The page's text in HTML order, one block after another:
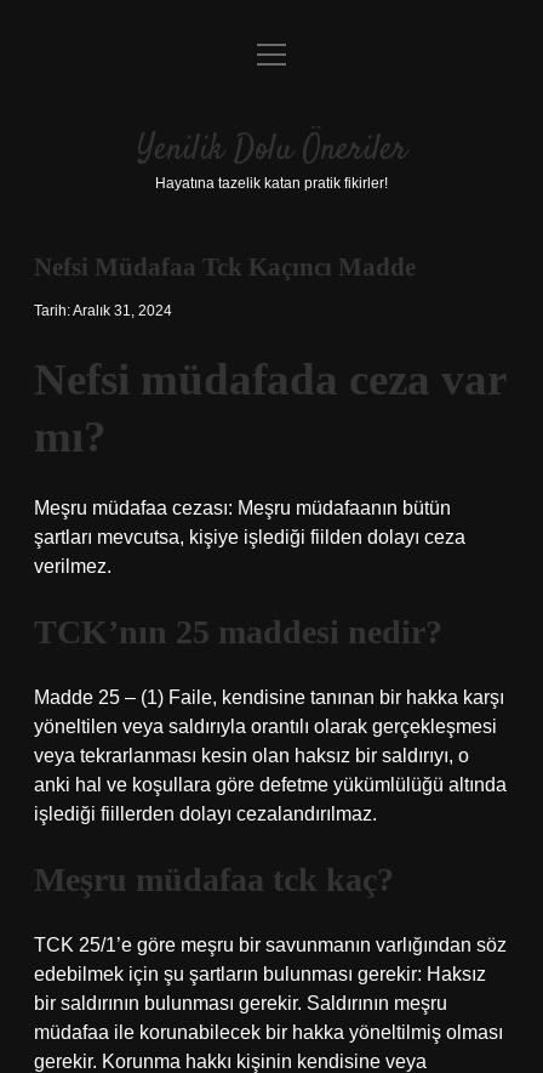
Anasayfa
Yasal Uyarı
menüyü
Yenilik Dolu Öneriler
Hayatına tazelik katan pratik fikirler!
Nefsi Müdafaa Tck Kaçıncı Madde
Tarih: Aralık 31, 2024
Nefsi müdafada ceza var
mı?
Meşru müdafaa cezası: Meşru müdafaanın bütün
şartları mevcutsa, kişiye işlediği fiilden dolayı ceza
verilmez.
TCK’nın 25 maddesi nedir?
Madde 25 – (1) Faile, kendisine tanınan bir hakka karşı
yöneltilen veya saldırıyla orantılı olarak gerçekleşmesi
veya tekrarlanması kesin olan haksız bir saldırıyı, o
anki hal ve koşullara göre defetme yükümlülüğü altında
işlediği fiillerden dolayı cezalandırılmaz.
Meşru müdafaa tck kaç?
TCK 25/1’e göre meşru bir savunmanın varlığından söz
edebilmek için şu şartların bulunması gerekir: Haksız
bir saldırının bulunması gerekir. Saldırının meşru
müdafaa ile korunabilecek bir hakka yöneltilmiş olması
gerekir. Korunma hakkı kişinin kendisine veya